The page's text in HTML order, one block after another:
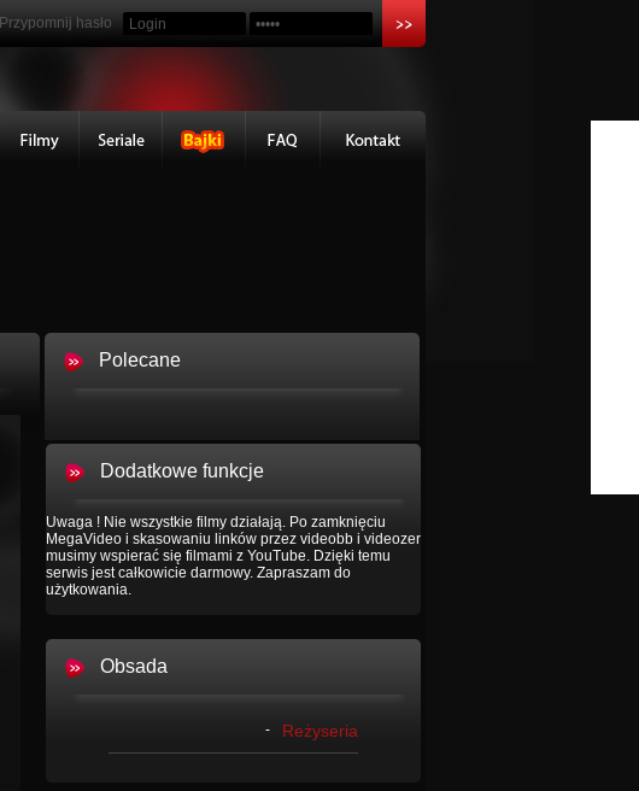
Przypomnij hasło
Polecane
Dodatkowe funkcje
Uwaga ! Nie wszystkie filmy działają. Po zamknięciu
MegaVideo i skasowaniu linków przez videobb i videozer
musimy wspierać się filmami z YouTube. Dzięki temu
serwis jest całkowicie darmowy. Zapraszam do
użytkowania.
Obsada
- Reżyseria